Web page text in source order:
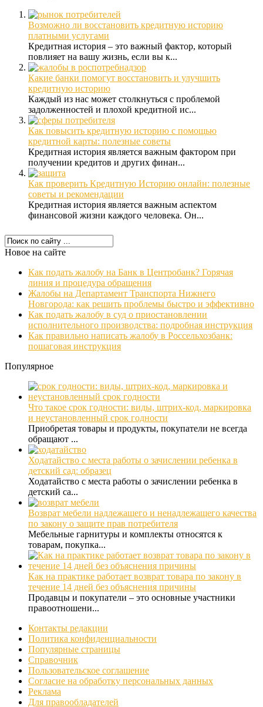
Возможно ли восстановить кредитную историю
платными услугами
Кредитная история – это важный фактор, который
повлияет на вашу жизнь, если вы к...
Какие банки помогут восстановить и улучшить
кредитную историю
Каждый из нас может столкнуться с проблемой
задолженностей и плохой кредитной ис...
Как повысить кредитную историю с помощью
кредитной карты: полезные советы
Кредитная история является важным фактором при
получении кредитов и других финан...
Как проверить Кредитную Историю онлайн: полезные
советы и рекомендации
Кредитная история является важным аспектом
финансовой жизни каждого человека. Он...
Новое на сайте
Как подать жалобу на Банк в Центробанк? Горячая
линия и процедура обращения
Жалобы на Департамент Транспорта Нижнего
Новгорода: как решить проблемы быстро и эффективно
Как подать жалобу в суд о приостановлении
исполнительного производства: подробная инструкция
Как правильно написать жалобу в Россельхозбанк:
пошаговая инструкция
Популярное
Что такое срок годности: виды, штрих-код, маркировка
и неустановленный срок годности
Приобретая товары и продукты, покупатели не всегда
обращают ...
Ходатайство с места работы о зачислении ребенка в
детский сад: образец
Ходатайство с места работы о зачислении ребенка в
детский са...
Возврат мебели надлежащего и ненадлежащего качества
по закону о защите прав потребителя
Мебельные гарнитуры и комплекты относятся к
товарам, покупка...
Как на практике работает возврат товара по закону в
течение 14 дней без объяснения причины
Продавцы и покупатели – это основные участники
правоотношени...
Контакты редакции
Политика конфиденциальности
Популярные страницы
Справочник
Пользовательское соглашение
Согласие на обработку персональных данных
Реклама
Для правообладателей